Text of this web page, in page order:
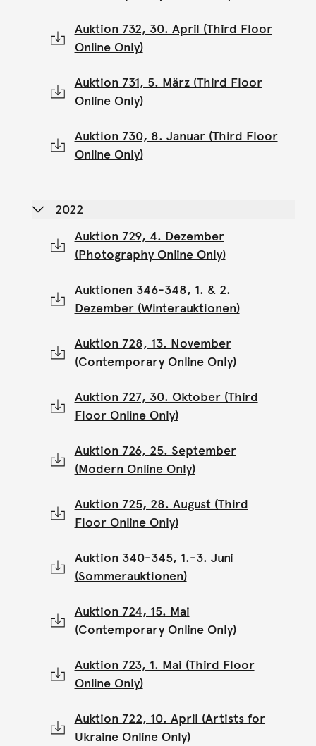
Auktion 732, 30. April (Third Floor
Online Only)
Auktion 731, 5. März (Third Floor
Online Only)
Auktion 730, 8. Januar (Third Floor
Online Only)
2022
Auktion 729, 4. Dezember
(Photography Online Only)
Auktionen 346-348, 1. & 2.
Dezember (Winterauktionen)
Auktion 728, 13. November
(Contemporary Online Only)
Auktion 727, 30. Oktober (Third
Floor Online Only)
Auktion 726, 25. September
(Modern Online Only)
Auktion 725, 28. August (Third
Floor Online Only)
Auktion 340-345, 1.-3. Juni
(Sommerauktionen)
Auktion 724, 15. Mai
(Contemporary Online Only)
Auktion 723, 1. Mai (Third Floor
Online Only)
Auktion 722, 10. April (Artists for
Ukraine Online Only)